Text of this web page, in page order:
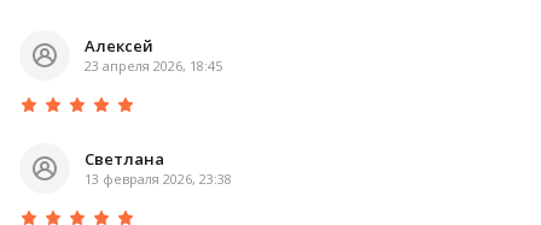
Алексей
23 апреля 2026, 18:45
Светлана
13 февраля 2026, 23:38